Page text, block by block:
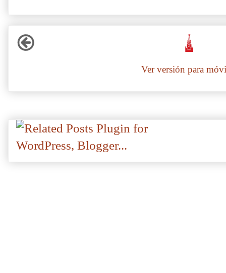
Ver versión para